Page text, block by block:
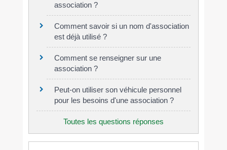
association ?
Comment savoir si un nom d'association
est déjà utilisé ?
Comment se renseigner sur une
association ?
Peut-on utiliser son véhicule personnel
pour les besoins d'une association ?
Toutes les questions réponses